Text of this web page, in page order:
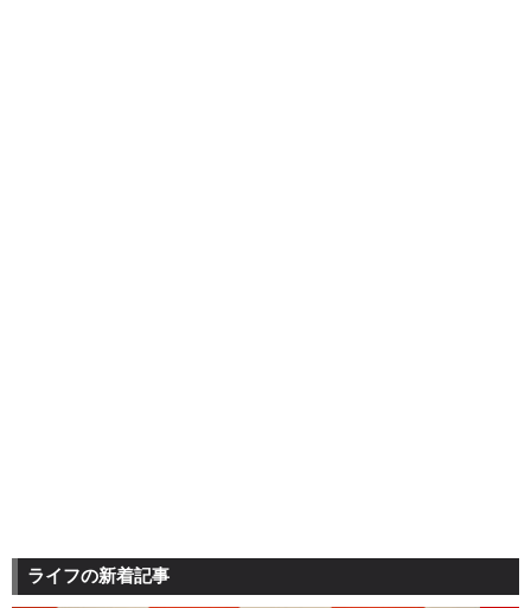
ライフの新着記事